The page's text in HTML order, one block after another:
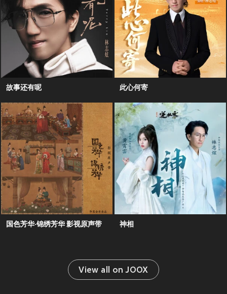
故事还有呢 此心何寄
国色芳华·锦绣芳华 影视原声带 神相
View all on JOOX